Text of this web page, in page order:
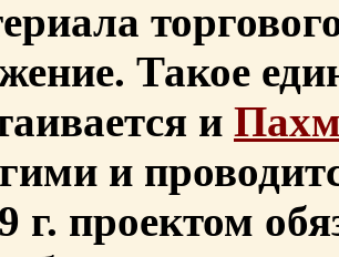
Такое
и
и
г. проектом